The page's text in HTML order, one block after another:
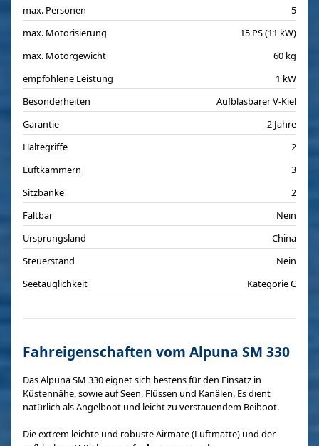
max. Personen
5
max. Motorisierung
15 PS (11 kW)
max. Motorgewicht
60 kg
empfohlene Leistung
1 kW
Besonderheiten
Aufblasbarer V-Kiel
Garantie
2 Jahre
Haltegriffe
2
Luftkammern
3
Sitzbänke
2
Faltbar
Nein
Ursprungsland
China
Steuerstand
Nein
Seetauglichkeit
Kategorie C
Fahreigenschaften vom Alpuna SM 330
Das Alpuna SM 330 eignet sich bestens für den Einsatz in
Küstennähe, sowie auf Seen, Flüssen und Kanälen. Es dient
natürlich als Angelboot und leicht zu verstauendem Beiboot.
Die extrem leichte und robuste Airmate (Luftmatte) und der